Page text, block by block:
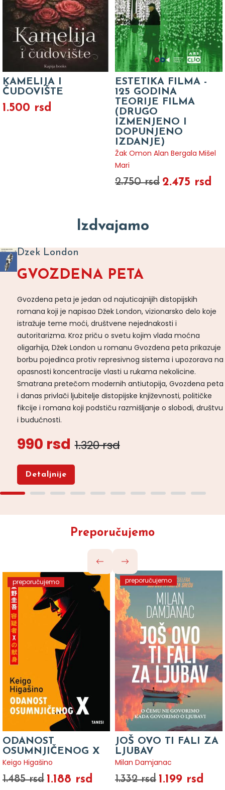
KAMELIJA I
ČUDOVIŠTE
1.500 rsd
ESTETIKA FILMA -
125 GODINA
TEORIJE FILMA
(DRUGO
IZMENJENO I
DOPUNJENO
IZDANJE)
Žak Omon Alan Bergala Mišel
Mari
2.750 rsd 2.475 rsd
Izdvajamo
Dzek London
GVOZDENA PETA
Gvozdena peta je jedan od najuticajnijih distopijskih
romana koji je napisao Džek London, vizionarsko delo koje
istražuje teme moći, društvene nejednakosti i
autoritarizma. Kroz priču o svetu kojim vlada moćna
oligarhija, Džek London u romanu Gvozdena peta prikazuje
borbu pojedinca protiv represivnog sistema i upozorava na
opasnosti koncentracije vlasti u rukama nekolicine.
Smatrana pretečom modernih antiutopija, Gvozdena peta
i danas privlači ljubitelje distopijske književnosti, političke
fikcije i romana koji podstiču razmišljanje o slobodi, društvu
i budućnosti.
990 rsd 1.320 rsd
Detaljnije
Preporučujemo
preporučujemo
ODANOST
OSUMNJIČENOG X
Keigo Higašino
1.485 rsd 1.188 rsd
preporučujemo
JOŠ OVO TI FALI ZA
LJUBAV
Milan Damjanac
1.332 rsd 1.199 rsd